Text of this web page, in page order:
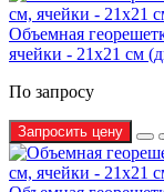
Объемная
ячейки - 21х21 см
По запросу
Запросить цену